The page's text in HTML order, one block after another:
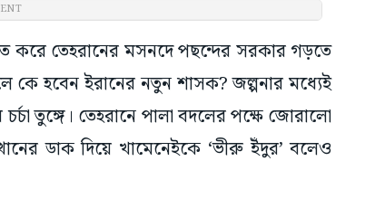
করে তেহরানের মসনদে পছন্দের সরকার গড়তে
কে হবেন ইরানের নতুন শাসক? জল্পনার মধ্যেই
তুঙ্গে। তেহরানে পালা বদলের পক্ষে জোরালো
ডাক দিয়ে খামেনেইকে ‘ভীরু ইঁদুর’ বলেও